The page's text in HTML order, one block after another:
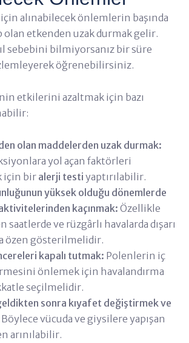
alınabilecek önlemlerin başında
olan etkenden uzak durmak gelir.
sebebini bilmiyorsanız bir süre
öğrenebilirsiniz.
etkilerini azaltmak için bazı
olan maddelerden uzak durmak:
yol açan faktörleri
için bir alerji testi yaptırılabilir.
yüksek olduğu dönemlerde
kaçınmak: Özellikle
saatlerde ve rüzgârlı havalarda dışarı
özen gösterilmelidir.
kapalı tutmak: Polenlerin iç
önlemek için havalandırma
seçilmelidir.
sonra kıyafet değiştirmek ve
Böylece vücuda ve giysilere yapışan
arınılabilir.